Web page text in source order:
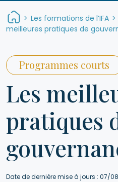
> Les formations de l’IFA >
meilleures pratiques de
Programmes courts
Les
pratiques
Date de dernière mise à jours : 07/